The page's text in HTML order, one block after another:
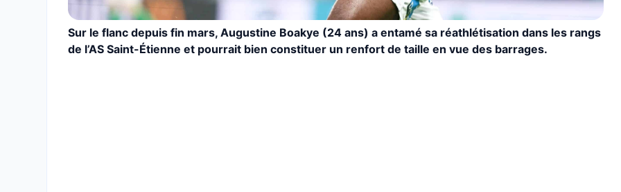
Sur le flanc depuis fin mars, Augustine Boakye (24 ans) a entamé sa réathlétisation dans les rangs
de l’AS Saint-Étienne et pourrait bien constituer un renfort de taille en vue des barrages.